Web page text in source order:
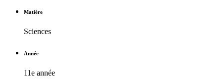
Matière
Sciences
Année
11e année